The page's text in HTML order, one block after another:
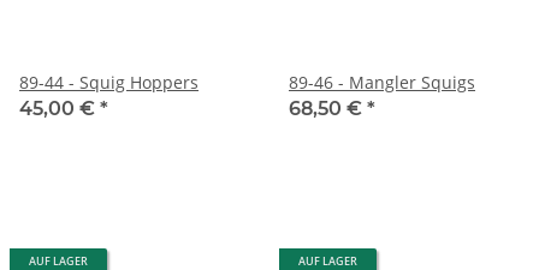
89-44 - Squig Hoppers
45,00 € *
89-46 - Mangler Squigs
68,50 € *
AUF LAGER AUF LAGER